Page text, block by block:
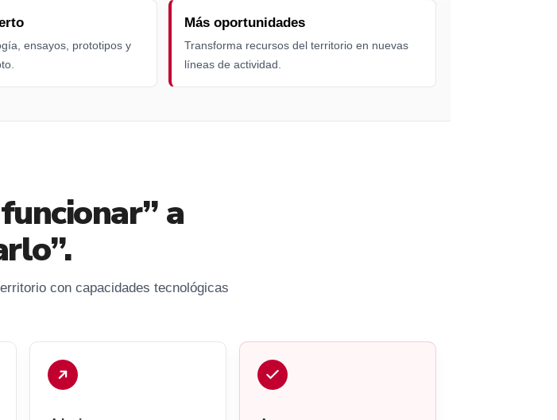
ensayos, prototipos y
Más oportunidades
Transforma recursos del territorio en nuevas
líneas de actividad.
a
con capacidades tecnológicas